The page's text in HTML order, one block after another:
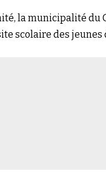
la municipalité du
scolaire des jeunes